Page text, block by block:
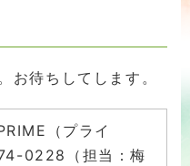
お待ちしてします。
（プライ
0228（担当：梅